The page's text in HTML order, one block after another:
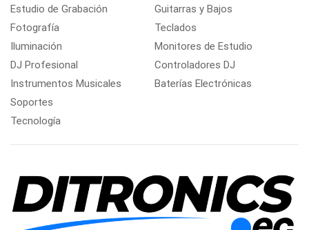
Estudio de Grabación
Fotografía
Iluminación
DJ Profesional
Instrumentos Musicales
Soportes
Tecnología
Guitarras y Bajos
Teclados
Monitores de Estudio
Controladores DJ
Baterías Electrónicas